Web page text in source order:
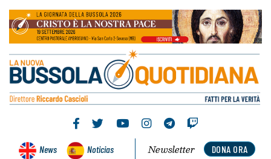
News Noticias DONA ORA
Newsletter